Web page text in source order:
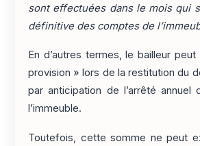
sont effectuées dans le mois qui
définitive des comptes de
En d’autres termes, le bailleur
provision » lors de la restitution du
par anticipation de l’arrêté
l’immeuble.
Toutefois, cette somme ne peut